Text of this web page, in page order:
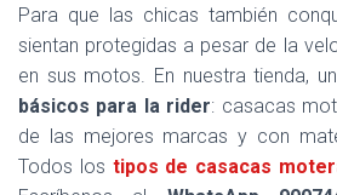
Para que las chicas también
sientan protegidas a pesar de la
en sus motos. En nuestra tienda,
básicos para la rider: casacas
de las mejores marcas y con
Todos los tipos de casacas